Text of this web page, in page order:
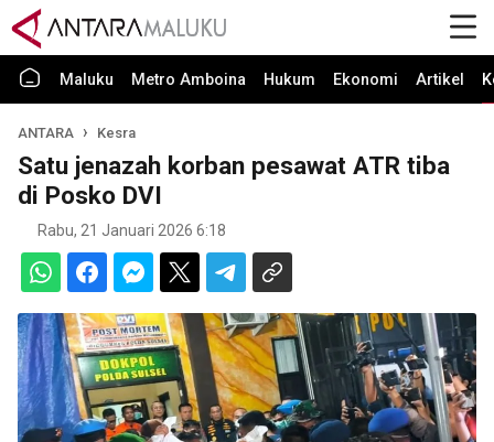
Maluku Metro Amboina Hukum Ekonomi Artikel
ANTARA Kesra
Satu jenazah korban pesawat ATR tiba
di Posko DVI
Rabu, 21 Januari 2026 6:18